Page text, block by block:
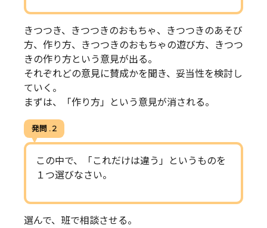
きつつき、きつつきのおもちゃ、きつつきのあそび
方、作り方、きつつきのおもちゃの遊び方、きつつ
きの作り方という意見が出る。
それぞれどの意見に賛成かを聞き、妥当性を検討し
ていく。
まずは、「作り方」という意見が消される。
発問 . 2
この中で、「これだけは違う」というものを
１つ選びなさい。
選んで、班で相談させる。